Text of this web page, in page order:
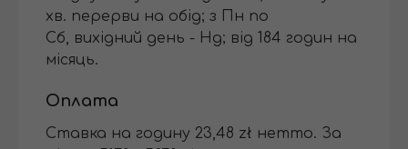
хв. перерви на обід; з Пн по
Сб, вихідний день - Нд; від 184 годин на
місяць.
Оплата
Ставка на годину 23,48 zł нетто. За